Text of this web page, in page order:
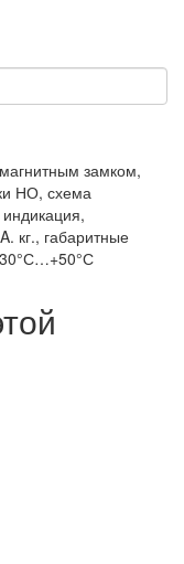
замком,
НО, схема
кг., габаритные